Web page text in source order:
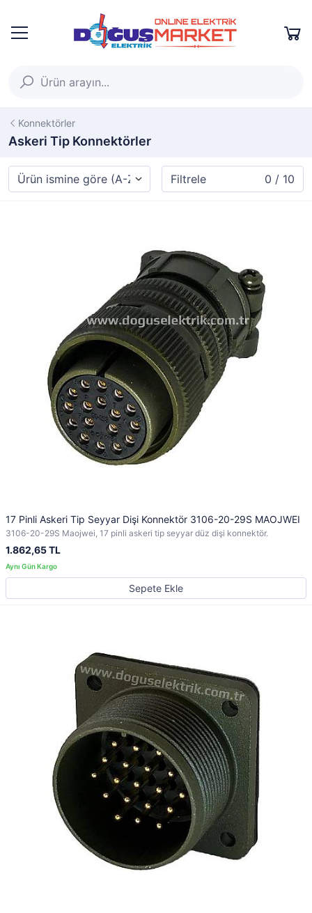
Konnektörler
Askeri Tip Konnektörler
Filtrele 0 / 10
17 Pinli Askeri Tip Seyyar Dişi Konnektör 3106-20-29S MAOJWEI
3106-20-29S Maojwei, 17 pinli askeri tip seyyar düz dişi konnektör.
1.862,65 TL
Sepete Ekle